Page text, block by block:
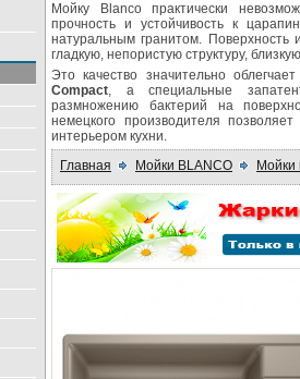
Мойку Blanco практически
прочность и устойчивость к
натуральным гранитом.
гладкую, непористую структуру,
Это качество значительно
Compact, а специальные
размножению бактерий на
немецкого производителя
интерьером кухни.
Главная
Мойки BLANCO Мойки